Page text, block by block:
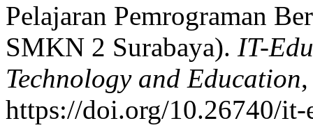
Pelajaran Pemrograman
SMKN 2 Surabaya). IT-
Technology and Education
https://doi.org/10.26740/